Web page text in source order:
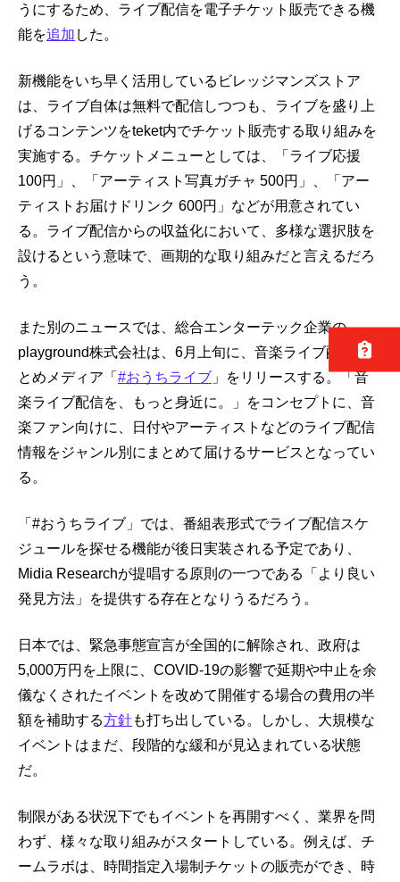
うにするため、ライブ配信を電子チケット販売できる機
能を追加 した。
新機能をいち早く活用しているビレッジマンズストア
は、ライブ自体は無料で配信しつつも、ライブを盛り上
げるコンテンツをteket内でチケット販売する取り組みを
実施する。チケットメニューとしては、「ライブ応援
100円」、「アーティスト写真ガチャ 500円」、「アー
ティストお届けドリンク 600円」などが用意されてい
る。ライブ配信からの収益化において、多様な選択肢を
設けるという意味で、画期的な取り組みだと言えるだろ
う。
また別のニュースでは、総合エンターテック企業の
playground株式会社は、6月上旬に、音楽ライブ配信ま
とめメディア「 #おうちライブ 」をリリースする。「音
楽ライブ配信を、もっと身近に。」をコンセプトに、音
楽ファン向けに、日付やアーティストなどのライブ配信
情報をジャンル別にまとめて届けるサービスとなってい
る。
「#おうちライブ」では、番組表形式でライブ配信スケ
ジュールを探せる機能が後日実装される予定であり、
Midia Researchが提唱する原則の一つである「より良い
発見方法」を提供する存在となりうるだろう。
日本では、緊急事態宣言が全国的に解除され、政府は
5,000万円を上限に、COVID-19の影響で延期や中止を余
儀なくされたイベントを改めて開催する場合の費用の半
額を補助する方針も打ち出している。しかし、大規模な
イベントはまだ、段階的な緩和が見込まれている状態
だ。
制限がある状況下でもイベントを再開すべく、業界を問
わず、様々な取り組みがスタートしている。例えば、チ
ームラボは、時間指定入場制チケットの販売ができ、時